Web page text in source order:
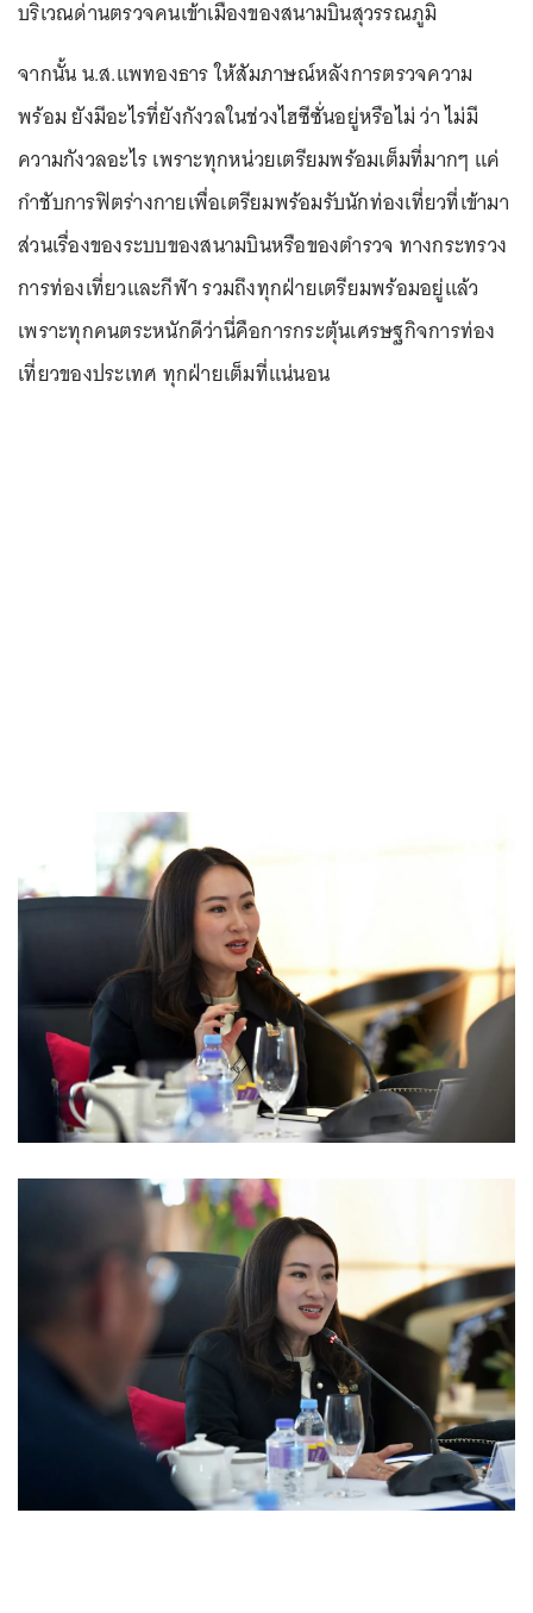
บริเวณด่านตรวจคนเข้าเมืองของสนามบินสุวรรณภูมิ
จากนั้น น.ส.แพทองธาร ให้สัมภาษณ์หลังการตรวจความ
พร้อม ยังมีอะไรที่ยังกังวลในช่วงไฮซีซั่นอยู่หรือไม่ ว่า ไม่มี
ความกังวลอะไร เพราะทุกหน่วยเตรียมพร้อมเต็มที่มากๆ แค่
กำชับการฟิตร่างกายเพื่อเตรียมพร้อมรับนักท่องเที่ยวที่เข้ามา
ส่วนเรื่องของระบบของสนามบินหรือของตำรวจ ทางกระทรวง
การท่องเที่ยวและกีฬา รวมถึงทุกฝ่ายเตรียมพร้อมอยู่แล้ว
เพราะทุกคนตระหนักดีว่านี่คือการกระตุ้นเศรษฐกิจการท่อง
เที่ยวของประเทศ ทุกฝ่ายเต็มที่แน่นอน